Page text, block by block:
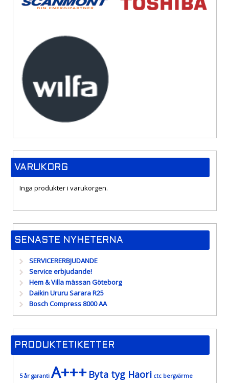
VARUKORG
Inga produkter i varukorgen.
SENASTE NYHETERNA
SERVICERERBJUDANDE
Service erbjudande!
Hem & Villa mässan Göteborg
Daikin Ururu Sarara R25
Bosch Compress 8000 AA
PRODUKTETIKETTER
5 år garanti A+++ Byta tyg Haori ctc bergvärme